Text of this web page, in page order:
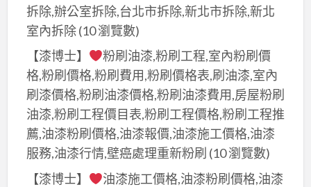
拆除,辦公室拆除,台北市拆除,新北市拆除,新北
室內拆除(10 瀏覽數)
【漆博士】
粉刷油漆,粉刷工程,室內粉刷價
格,粉刷價格,粉刷費用,粉刷價格表,刷油漆,室內
刷漆價格,粉刷油漆價格,粉刷油漆費用,房屋粉刷
油漆,粉刷工程價目表,粉刷工程價格,粉刷工程推
薦,油漆粉刷價格,油漆報價,油漆施工價格,油漆
服務,油漆行情,壁癌處理重新粉刷 (10 瀏覽數)
【漆博士】
油漆施工價格,油漆粉刷價格,油漆